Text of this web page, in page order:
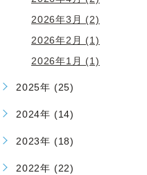
2026年3月 (2)
2026年2月 (1)
2026年1月 (1)
2025年 (25)
2024年 (14)
2023年 (18)
2022年 (22)